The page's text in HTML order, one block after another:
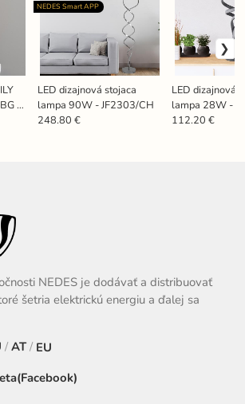
-
LED dizajnová stojaca
lampa 90W - JF2303/CH
NEDES Smart APP
248.80 €
LED dizajnová
lampa 28W -
112.20 €
NEDES je dodávať a distribuovať
šetria elektrickú energiu a ďalej sa
/ AT / EU